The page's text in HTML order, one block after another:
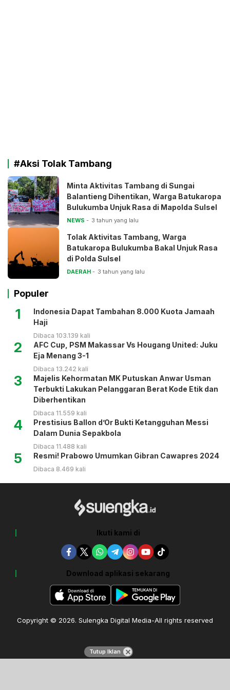
#Aksi Tolak Tambang
Minta Aktivitas Tambang di Sungai
Balantieng Dihentikan, Warga Batukaropa
Bulukumba Unjuk Rasa di Mapolda Sulsel
NEWS 3 tahun yang lalu
Tolak Aktivitas Tambang, Warga
Batukaropa Bulukumba Bakal Unjuk Rasa
di Polda Sulsel
DAERAH 3 tahun yang lalu
Populer
1
Indonesia Dapat Tambahan 8.000 Kuota Jamaah
Haji
Dibaca 103.139 kali
2
AFC Cup, PSM Makassar Vs Hougang United: Juku
Eja Menang 3-1
Dibaca 13.242 kali
3
Majelis Kehormatan MK Putuskan Anwar Usman
Terbukti Lakukan Pelanggaran Berat Kode Etik dan
Diberhentikan
Dibaca 11.559 kali
4
Prestisius Ballon d’Or Bukti Ketangguhan Messi
Dalam Dunia Sepakbola
Dibaca 11.488 kali
5 Resmi! Prabowo Umumkan Gibran Cawapres 2024
Dibaca 8.469 kali
Ikuti kami di
Download aplikasi sekarang
Copyright © 2026. Sulengka Digital Media-All rights reserved
Tutup Iklan